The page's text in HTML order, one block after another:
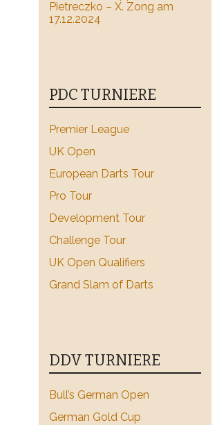
Pietreczko – X. Zong am
17.12.2024
PDC TURNIERE
Premier League
UK Open
European Darts Tour
Pro Tour
Development Tour
Challenge Tour
UK Open Qualifiers
Grand Slam of Darts
DDV TURNIERE
Bull’s German Open
German Gold Cup